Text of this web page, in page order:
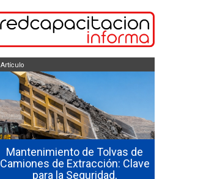
Mantenimiento de Tolvas de
Camiones de Extracción: Clave
para la Seguridad,
Artículo